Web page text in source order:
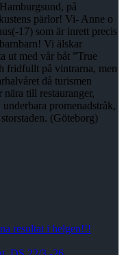
på
pärlor! Vi- Anne o
17) som är inrett precis
Vi älskar
ut med vår båt ”True
fridfullt på vintrarna, men
då turismen
till restauranger,
promenadstråk,
(Göteborg)
resultat i helgen!!!